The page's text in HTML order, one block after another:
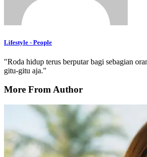
Lifestyle - People
"Roda hidup terus berputar bagi sebagian
gitu-gitu aja."
More From Author